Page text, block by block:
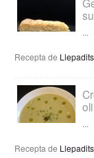
...
Recepta de Llepadits
...
Recepta de Llepadits